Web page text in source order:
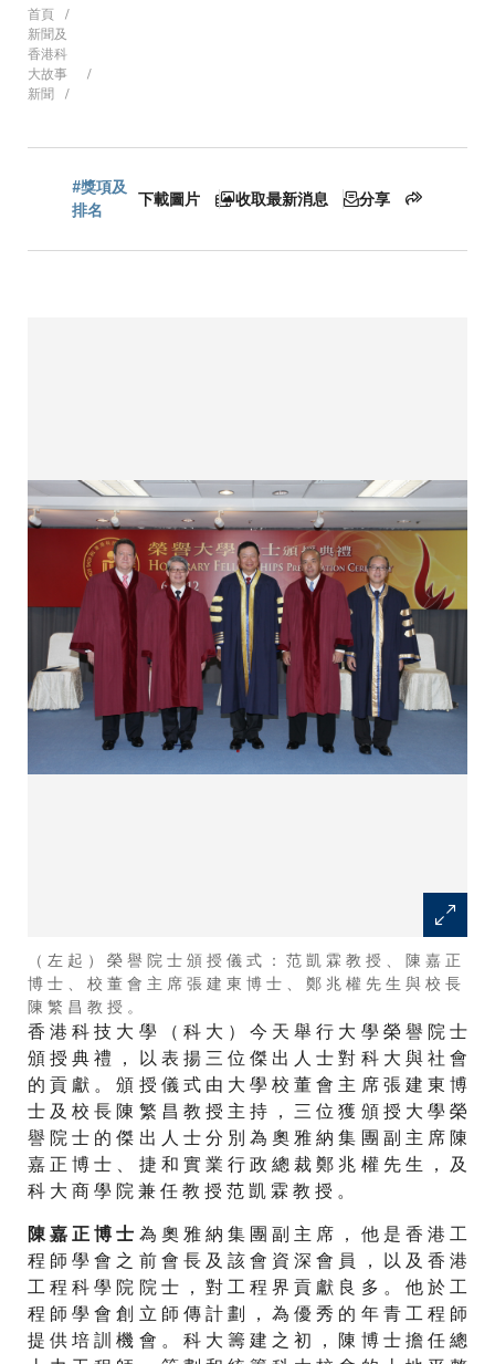
導
航
連
首頁
新聞及
香港科
大故事
新聞
#獎項及
排名
下載圖片 收取最新消息 分享
（ 左 起 ） 榮 譽 院 士 頒 授 儀 式 ： 范 凱 霖 教 授 、 陳 嘉 正
博 士 、 校 董 會 主 席 張 建 東 博 士 、 鄭 兆 權 先 生 與 校 長
陳 繁 昌 教 授 。
香 港 科 技 大 學 （ 科 大 ） 今 天 舉 行 大 學 榮 譽 院 士
頒 授 典 禮 ， 以 表 揚 三 位 傑 出 人 士 對 科 大 與 社 會
的 貢 獻 。 頒 授 儀 式 由 大 學 校 董 會 主 席 張 建 東 博
士 及 校 長 陳 繁 昌 教 授 主 持 ， 三 位 獲 頒 授 大 學 榮
譽 院 士 的 傑 出 人 士 分 別 為 奧 雅 納 集 團 副 主 席 陳
嘉 正 博 士 、 捷 和 實 業 行 政 總 裁 鄭 兆 權 先 生 ， 及
科 大 商 學 院 兼 任 教 授 范 凱 霖 教 授 。
陳 嘉 正 博 士 為 奧 雅 納 集 團 副 主 席 ， 他 是 香 港 工
程 師 學 會 之 前 會 長 及 該 會 資 深 會 員 ， 以 及 香 港
工 程 科 學 院 院 士 ， 對 工 程 界 貢 獻 良 多 。 他 於 工
程 師 學 會 創 立 師 傳 計 劃 ， 為 優 秀 的 年 青 工 程 師
提 供 培 訓 機 會 。 科 大 籌 建 之 初 ， 陳 博 士 擔 任 總